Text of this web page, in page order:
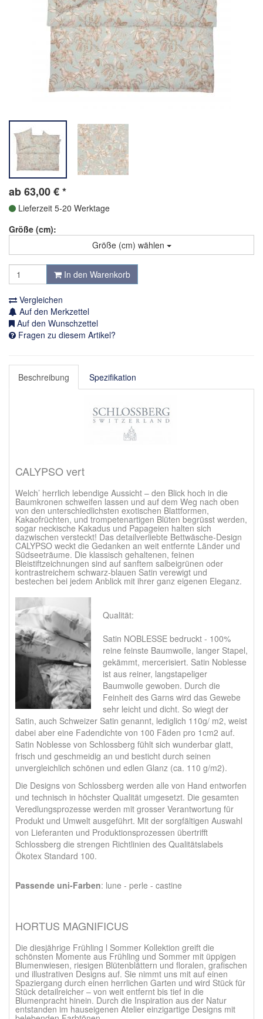
ab63,00€*
Lieferzeit 5-20 Werktage
Größe (cm):
Größe (cm) wählen
In den Warenkorb
Vergleichen
Auf den Merkzettel
Auf den Wunschzettel
Fragen zu diesem Artikel?
Beschreibung Spezifikation
CALYPSO vert
Welch’ herrlich lebendige Aussicht – den Blick hoch in die
Baumkronen schweifen lassen und auf dem Weg nach oben
von den unterschiedlichsten exotischen Blattformen,
Kakaofrüchten, und trompetenartigen Blüten begrüsst werden,
sogar neckische Kakadus und Papageien halten sich
dazwischen versteckt! Das detailverliebte Bettwäsche-Design
CALYPSO weckt die Gedanken an weit entfernte Länder und
Südseeträume. Die klassisch gehaltenen, feinen
Bleistiftzeichnungen sind auf sanftem salbeigrünen oder
kontrastreichem schwarz-blauen Satin verewigt und
bestechen bei jedem Anblick mit ihrer ganz eigenen Eleganz.
Qualität:
Satin NOBLESSE bedruckt - 100%
reine feinste Baumwolle, langer Stapel,
gekämmt, mercerisiert. Satin Noblesse
ist aus reiner, langstapeliger
Baumwolle gewoben. Durch die
Feinheit des Garns wird das Gewebe
sehr leicht und dicht. So wiegt der
Satin, auch Schweizer Satin genannt, lediglich 110g/ m2, weist
dabei aber eine Fadendichte von 100 Fäden pro 1cm2 auf.
Satin Noblesse von Schlossberg fühlt sich wunderbar glatt,
frisch und geschmeidig an und besticht durch seinen
unvergleichlich schönen und edlen Glanz (ca. 110 g/m2).
Die Designs von Schlossberg werden alle von Hand entworfen
und technisch in höchster Qualität umgesetzt. Die gesamten
Veredlungsprozesse werden mit grosser Verantwortung für
Produkt und Umwelt ausgeführt. Mit der sorgfältigen Auswahl
von Lieferanten und Produktionsprozessen übertrifft
Schlossberg die strengen Richtlinien des Qualitätslabels
Ökotex Standard 100.
Passende uni-Farben: lune - perle - castine
HORTUS MAGNIFICUS
Die diesjährige Frühling l Sommer Kollektion greift die
schönsten Momente aus Frühling und Sommer mit üppigen
Blumenwiesen, riesigen Blütenblättern und floralen, grafischen
und illustrativen Designs auf. Sie nimmt uns mit auf einen
Spaziergang durch einen herrlichen Garten und wird Stück für
Stück detailreicher – von weit entfernt bis tief in die
Blumenpracht hinein. Durch die Inspiration aus der Natur
entstanden im hauseigenen Atelier einzigartige Designs mit